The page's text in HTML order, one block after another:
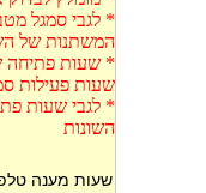
* לגבי סמגל
המשתנות של
* שעות פתיחה
שעות פעילות
* לגבי שעות
השונות
שעות מענה